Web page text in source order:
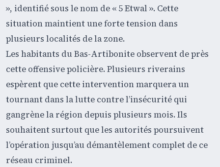
», identifié sous le nom de « 5 Etwal ». Cette
situation maintient une forte tension dans
plusieurs localités de la zone.
Les habitants du Bas-Artibonite observent de près
cette offensive policière. Plusieurs riverains
espèrent que cette intervention marquera un
tournant dans la lutte contre l’insécurité qui
gangrène la région depuis plusieurs mois. Ils
souhaitent surtout que les autorités poursuivent
l’opération jusqu’au démantèlement complet de ce
réseau criminel.